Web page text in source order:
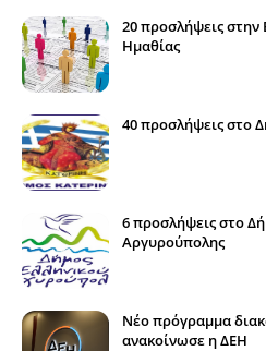
20 προσλήψεις
Ημαθίας
40 προσλήψεις στο
6 προσλήψεις στο
Αργυρούπολης
Νέο πρόγραμμα
ανακοίνωσε η ΔΕΗ